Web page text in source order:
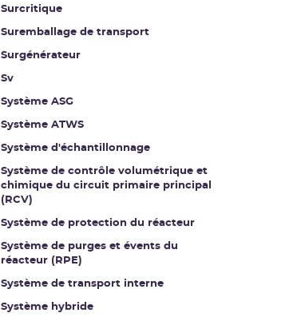
Surcritique
Suremballage de transport
Surgénérateur
Sv
Système ASG
Système ATWS
Système d'échantillonnage
Système de contrôle volumétrique et
chimique du circuit primaire principal
(RCV)
Système de protection du réacteur
Système de purges et évents du
réacteur (RPE)
Système de transport interne
Système hybride